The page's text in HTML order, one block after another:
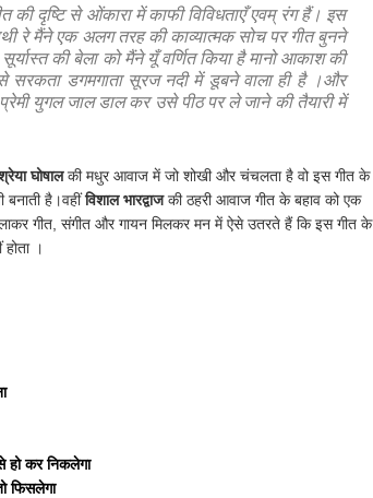
की दृष्टि से ओंकारा में काफी विविधताएँ एवम् रंग हैं। इस
रे मैंने एक अलग तरह की काव्यात्मक सोच पर गीत बुनने
की बेला को मैंने यूँ वर्णित किया है मानो आकाश की
डगमगाता सूरज नदी में डूबने वाला ही है ।और
युगल जाल डाल कर उसे पीठ पर ले जाने की तैयारी में
घोषालकी मधुर आवाज में जो शोखी और चंचलता है वो इस गीत के
बनाती है।वहींविशाल भारद्वाजकी ठहरी आवाज गीत के बहाव को एक
गीत, संगीत और गायन मिलकर मन में ऐसे उतरते हैं कि इस गीत के
।
कर निकलेगा
फिसलेगा